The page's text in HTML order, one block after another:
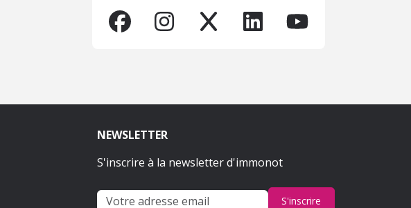
NEWSLETTER
S'inscrire à la newsletter d'immonot
S'inscrire